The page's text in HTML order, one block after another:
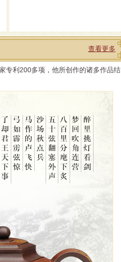
查看更多
专利200多项，他所创作的诸多作品结